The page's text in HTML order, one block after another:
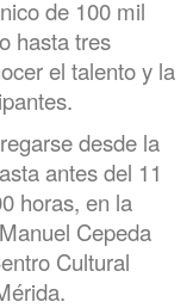
de 100 mil
hasta tres
el talento y la
desde la
antes del 11
horas, en la
Cepeda
Cultural